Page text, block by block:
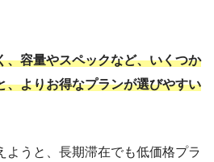
、容量やスペックなど、いくつか
、よりお得なプランが選びやすい
ようと、長期滞在でも低価格プラ